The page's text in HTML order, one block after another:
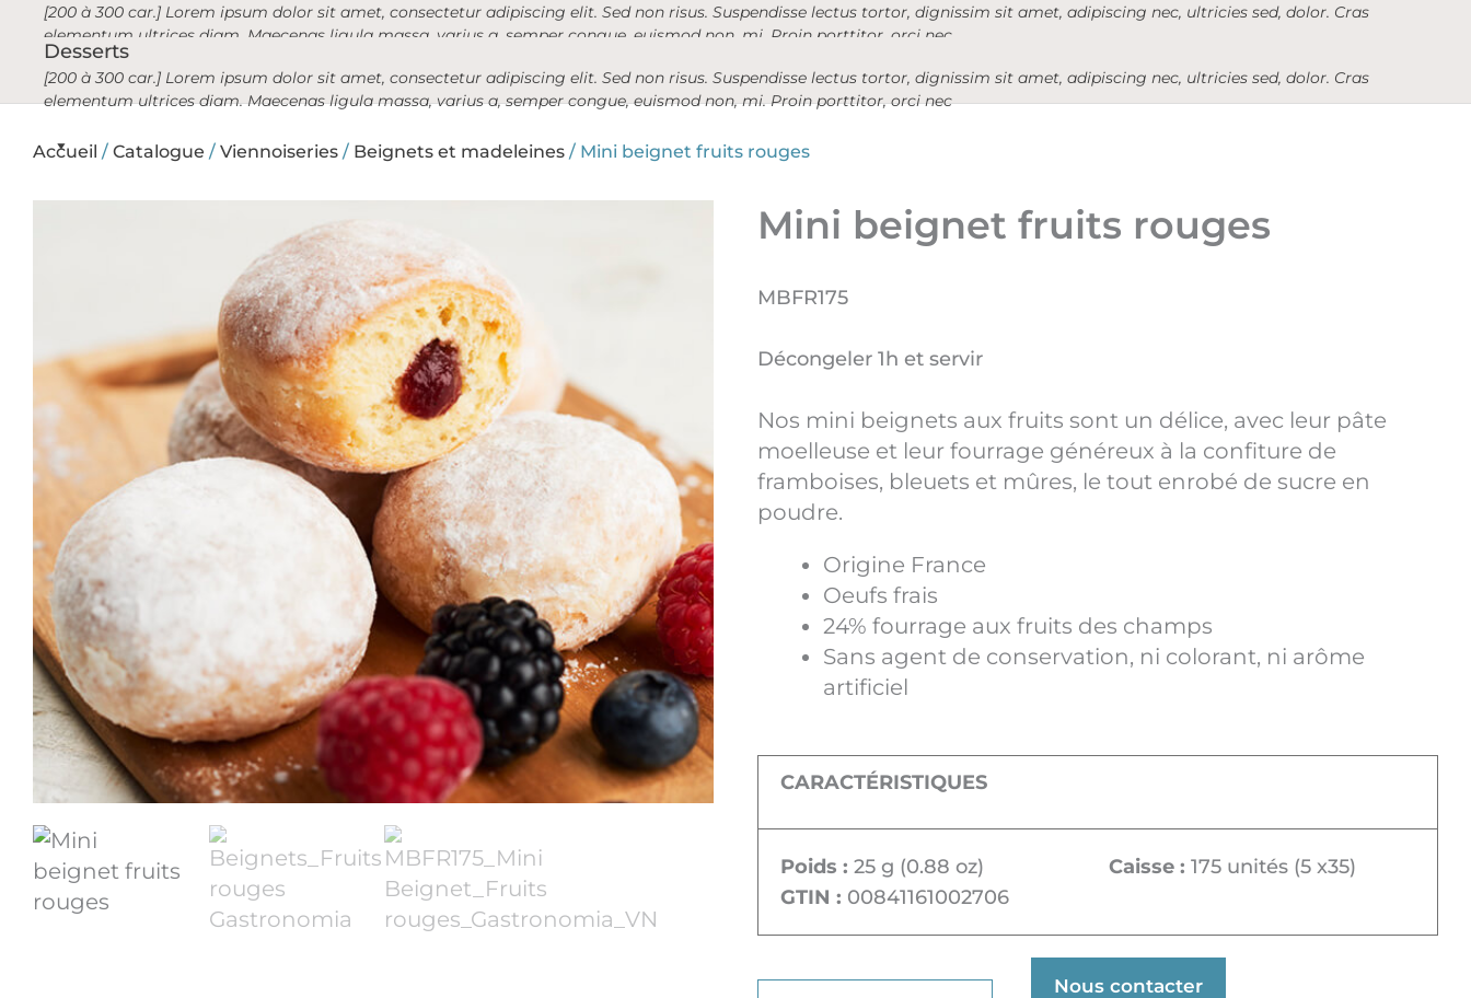
[200 à 300 car.] Lorem ipsum dolor sit amet, consectetur adipiscing elit. Sed non risus. Suspendisse lectus tortor, dignissim sit amet, adipiscing nec, ultricies sed, dolor. Cras
elementum ultrices diam. Maecenas ligula massa, varius a, semper congue, euismod non, mi. Proin porttitor, orci nec
Desserts
[200 à 300 car.] Lorem ipsum dolor sit amet, consectetur adipiscing elit. Sed non risus. Suspendisse lectus tortor, dignissim sit amet, adipiscing nec, ultricies sed, dolor. Cras
elementum ultrices diam. Maecenas ligula massa, varius a, semper congue, euismod non, mi. Proin porttitor, orci nec
Accueil / Catalogue / Viennoiseries / Beignets et madeleines / Mini beignet fruits rouges
Mini beignet fruits rouges
MBFR175
Décongeler 1h et servir
Nos mini beignets aux fruits sont un délice, avec leur pâte
moelleuse et leur fourrage généreux à la confiture de
framboises, bleuets et mûres, le tout enrobé de sucre en
poudre.
Origine France
Oeufs frais
24% fourrage aux fruits des champs
Sans agent de conservation, ni colorant, ni arôme
artificiel
CARACTÉRISTIQUES
Poids : 25 g (0.88 oz)
GTIN : 00841161002706
Caisse : 175 unités (5 x35)
Nous contacter